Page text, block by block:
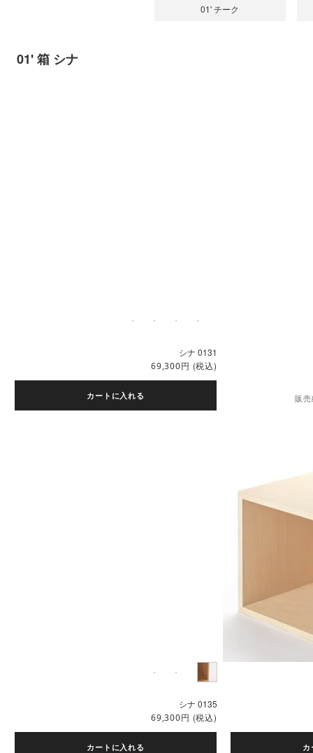
01' チーク
01' 箱 シナ
シナ 0131
69,300円 (税込)
カートに入れる 販
シナ 0135
69,300円 (税込)
カートに入れる カ